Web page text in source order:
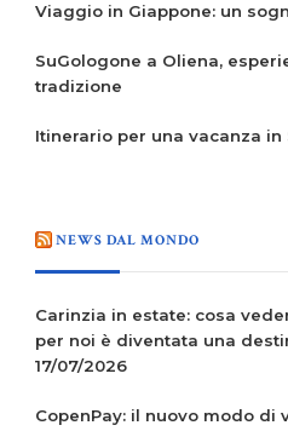
Viaggio in Giappone: un
SuGologone a Oliena,
tradizione
Itinerario per una vacanza in
NEWS DAL MONDO
Carinzia in estate: cosa
per noi è diventata una
17/07/2026
CopenPay: il nuovo modo di